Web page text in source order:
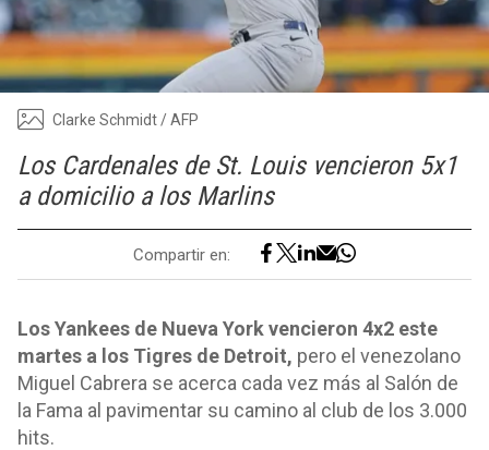
Clarke Schmidt / AFP
Los Cardenales de St. Louis vencieron 5x1
a domicilio a los Marlins
Compartir en:
Los Yankees de Nueva York vencieron 4x2 este
martes a los Tigres de Detroit, pero el venezolano
Miguel Cabrera se acerca cada vez más al Salón de
la Fama al pavimentar su camino al club de los 3.000
hits.